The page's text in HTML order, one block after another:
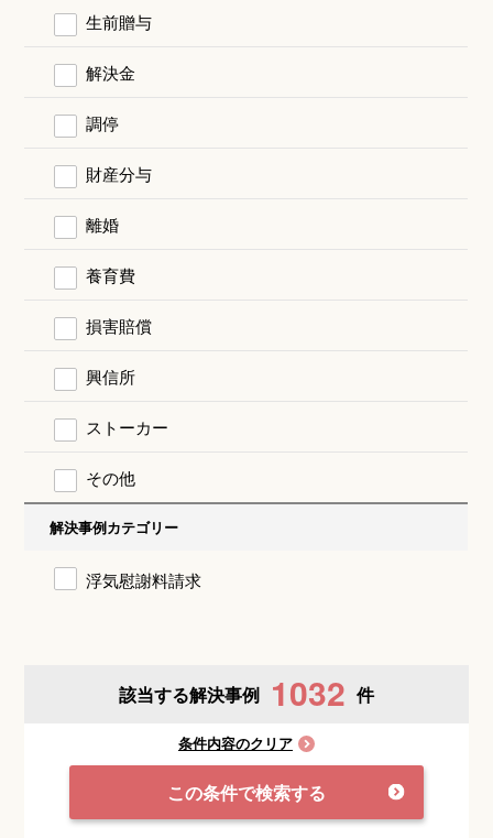
生前贈与
解決金
調停
財産分与
離婚
養育費
損害賠償
興信所
ストーカー
その他
解決事例カテゴリー
浮気慰謝料請求
該当する解決事例 1032 件
条件内容のクリア
この条件で検索する